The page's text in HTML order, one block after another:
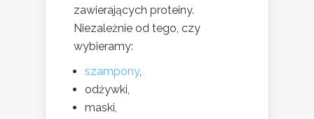
zawierających proteiny.
Niezależnie od tego, czy
wybieramy:
szampony,
odżywki,
maski,